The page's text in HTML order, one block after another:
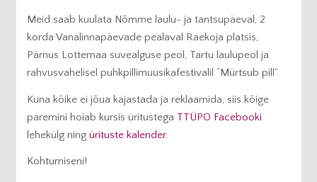
Meid saab kuulata Nõmme laulu- ja tantsupäeval, 2
korda Vanalinnapäevade pealaval Raekoja platsis,
Pärnus Lottemaa suvealguse peol, Tartu laulupeol ja
rahvusvahelisel puhkpillimuusikafestivalil “Mürtsub pill”.
Kuna kõike ei jõua kajastada ja reklaamida, siis kõige
paremini hoiab kursis üritustega TTÜPO Facebooki
lehekülg ning ürituste kalender.
Kohtumiseni!